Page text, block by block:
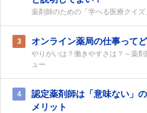
薬剤師のための「学べる医療クイズ
3 オンライン薬局の仕事って
やりがいは？働きやすさは？～薬
ュー
4
認定薬剤師は「意味ない」
メリット